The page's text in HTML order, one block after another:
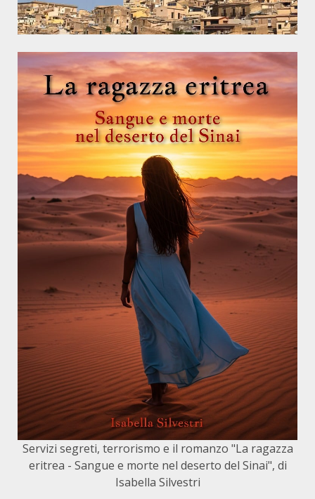
Servizi segreti, terrorismo e il romanzo "La ragazza
eritrea - Sangue e morte nel deserto del Sinai", di
Isabella Silvestri